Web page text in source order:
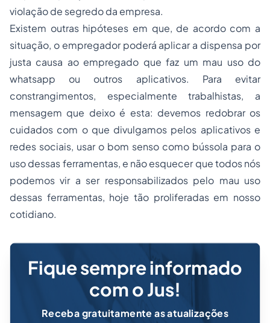
violação de segredo da empresa.
Existem outras hipóteses em que, de acordo com a
situação, o empregador poderá aplicar a dispensa por
justa causa ao empregado que faz um mau uso do
whatsapp ou outros aplicativos. Para evitar
constrangimentos, especialmente trabalhistas, a
mensagem que deixo é esta: devemos redobrar os
cuidados com o que divulgamos pelos aplicativos e
redes sociais, usar o bom senso como bússola para o
uso dessas ferramentas, e não esquecer que todos nós
podemos vir a ser responsabilizados pelo mau uso
dessas ferramentas, hoje tão proliferadas em nosso
cotidiano.
Fique sempre informado
com o Jus!
Receba gratuitamente as atualizações